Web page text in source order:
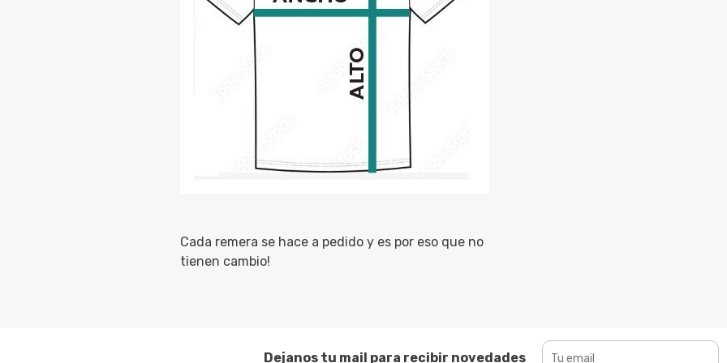
Cada remera se hace a pedido y es por eso que no
tienen cambio!
Dejanos tu mail para recibir novedades